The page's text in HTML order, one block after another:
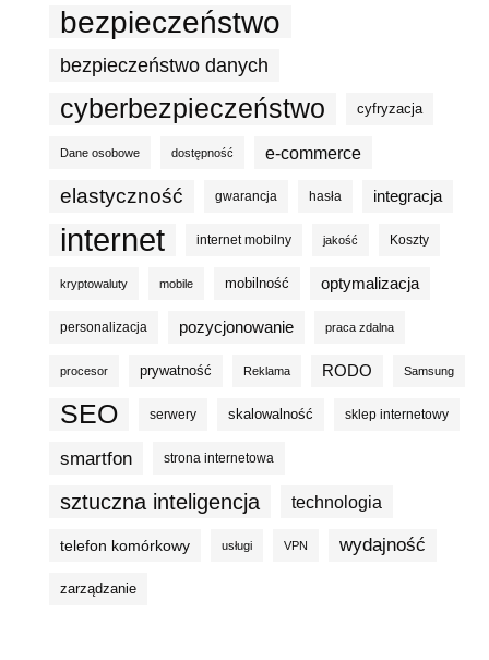
bezpieczeństwo
bezpieczeństwo danych
cyberbezpieczeństwo cyfryzacja
Dane osobowe dostępność e-commerce
elastyczność gwarancja hasła integracja
internet internet mobilny jakość Koszty
kryptowaluty mobile mobilność optymalizacja
personalizacja pozycjonowanie praca zdalna
procesor prywatność Reklama RODO Samsung
SEO serwery skalowalność sklep internetowy
smartfon strona internetowa
sztuczna inteligencja technologia
telefon komórkowy usługi VPN wydajność
zarządzanie